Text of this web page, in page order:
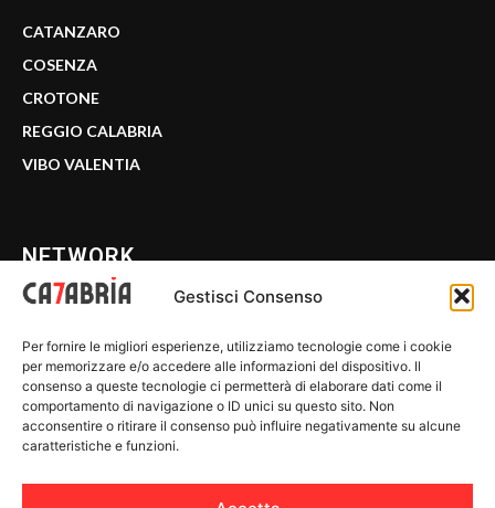
Gestisci Consenso
Per fornire le migliori esperienze, utilizziamo tecnologie come i cookie
per memorizzare e/o accedere alle informazioni del dispositivo. Il
consenso a queste tecnologie ci permetterà di elaborare dati come il
comportamento di navigazione o ID unici su questo sito. Non
acconsentire o ritirare il consenso può influire negativamente su alcune
caratteristiche e funzioni.
CATANZARO
COSENZA
CROTONE
REGGIO CALABRIA
VIBO VALENTIA
NETWORK
WE CALABRIA
C7 PLAY
MIX ZONE